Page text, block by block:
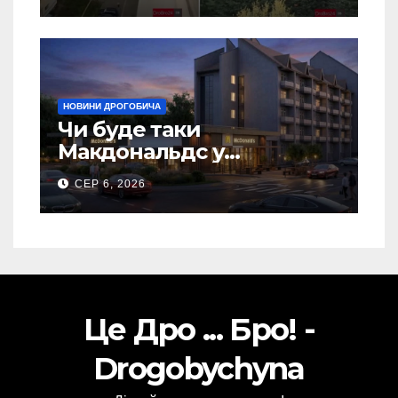
НОВИНИ ДРОГОБИЧА
Чи буде таки
Макдональдс у
Дрогобичі? (Фото)
СЕР 6, 2026
Це Дро ... Бро! -
Drogobychyna